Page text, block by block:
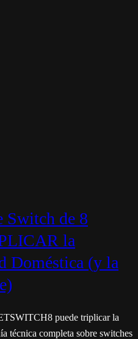
Switch de 8
la
Doméstica (y la
puede triplicar la
técnica completa sobre switches